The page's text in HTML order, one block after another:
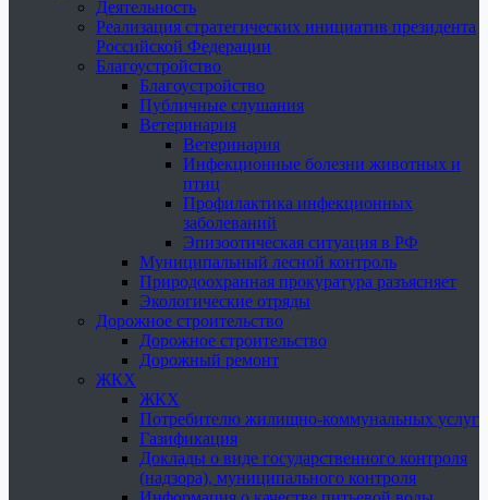
Деятельность
Реализация стратегических инициатив президента
Российской Федерации
Благоустройство
Благоустройство
Публичные слушания
Ветеринария
Ветеринария
Инфекционные болезни животных и
птиц
Профилактика инфекционных
заболеваний
Эпизоотическая ситуация в РФ
Муниципальный лесной контроль
Природоохранная прокуратура разъясняет
Экологические отряды
Дорожное строительство
Дорожное строительство
Дорожный ремонт
ЖКХ
ЖКХ
Потребителю жилищно-коммунальных услуг
Газификация
Доклады о виде государственного контроля
(надзора), муниципального контроля